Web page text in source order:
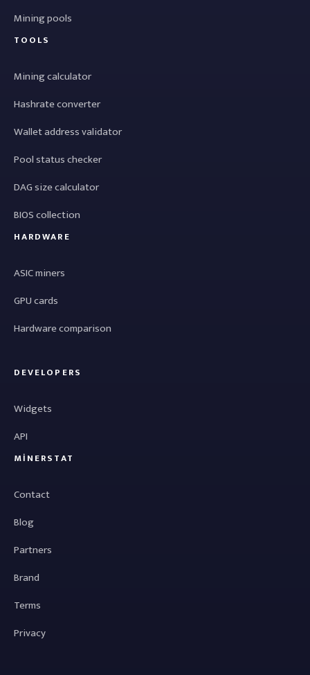
Mining pools
TOOLS
Mining calculator
Hashrate converter
Wallet address validator
Pool status checker
DAG size calculator
BIOS collection
HARDWARE
ASIC miners
GPU cards
Hardware comparison
DEVELOPERS
Widgets
API
MINERSTAT
Contact
Blog
Partners
Brand
Terms
Privacy